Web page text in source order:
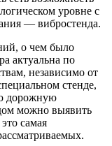
уровне с
— вибростенда.
о чем было
актуальна по
независимо от
стенде,
дорожную
можно выявить
самая